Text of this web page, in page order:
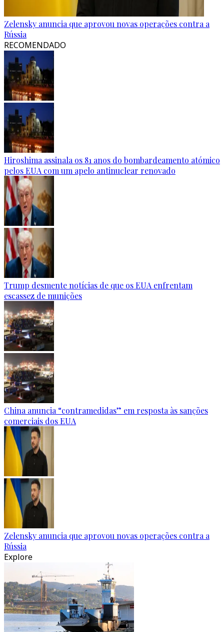
Zelensky anuncia que aprovou novas operações contra a
Rússia
RECOMENDADO
Hiroshima assinala os 81 anos do bombardeamento atómico
pelos EUA com um apelo antinuclear renovado
Trump desmente notícias de que os EUA enfrentam
escassez de munições
China anuncia “contramedidas” em resposta às sanções
comerciais dos EUA
Zelensky anuncia que aprovou novas operações contra a
Rússia
Explore